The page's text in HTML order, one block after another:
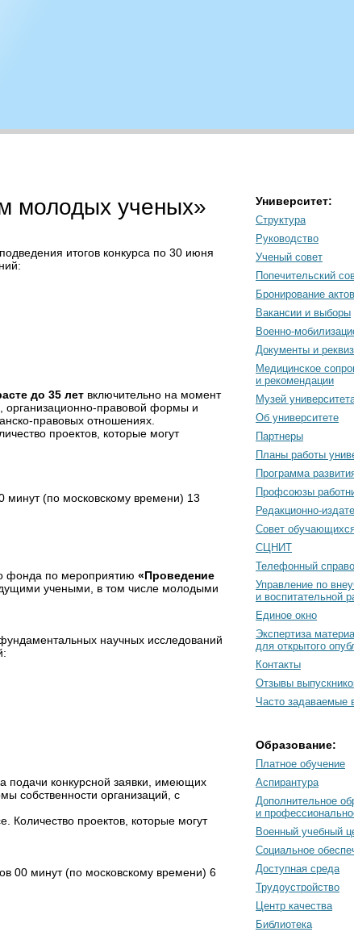
молодых ученых»
итогов конкурса по 30 июня
до 35 лет включительно на момент
организационно-правовой формы и
правовых отношениях.
проектов, которые могут
минут (по московскому времени) 13
фонда по мероприятию «Проведение
учеными, в том числе молодыми
научных исследований
подачи конкурсной заявки, имеющих
собственности организаций, с
Количество проектов, которые могут
00 минут (по московскому времени) 6
Университет:
Структура
Руководство
Ученый совет
Попечительский
Бронирование
Вакансии и выборы
Военно-
Документы и
Медицинское
и рекомендации
Музей
Об университете
Партнеры
Планы работы
Программа
Профсоюзы
Редакционно-
Cовет
СЦНИТ
Телефонный
Управление по
и воспитательной
Единое окно
Экспертиза
для открытого
Контакты
Отзывы
Часто задаваемые
Образование:
Платное обучение
Аспирантура
Дополнительное
и
Военный учебный
Социальное
Доступная среда
Трудоустройство
Центр качества
Библиотека